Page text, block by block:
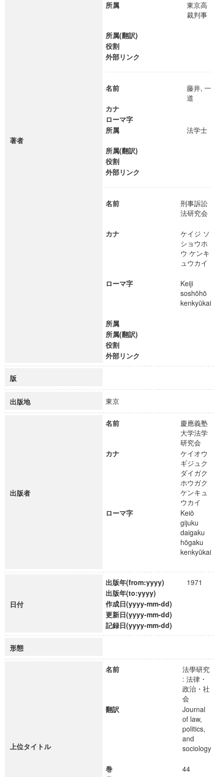
著者
所属
東京高
裁判事
所属(翻訳)
役割
外部リンク
名前
藤井, 一
道
カナ
ローマ字
所属
法学士
所属(翻訳)
役割
外部リンク
名前
刑事訴訟
法研究会
カナ
ケイジ ソ
ショウホ
ウ ケンキ
ュウカイ
ローマ字
Keiji
soshōhō
kenkyūkai
所属
所属(翻訳)
役割
外部リンク
版
出版地 東京
出版者
名前
慶應義塾
大学法学
研究会
カナ
ケイオウ
ギジュク
ダイガク
ホウガク
ケンキュ
ウカイ
ローマ字
Keiō
gijuku
daigaku
hōgaku
kenkyūkai
日付
出版年(from:yyyy)
1971
出版年(to:yyyy)
作成日(yyyy-mm-dd)
更新日(yyyy-mm-dd)
記録日(yyyy-mm-dd)
形態
上位タイトル
名前
法學研究
: 法律・
政治・社
会
翻訳
Journal
of law,
politics,
and
sociology
巻
44